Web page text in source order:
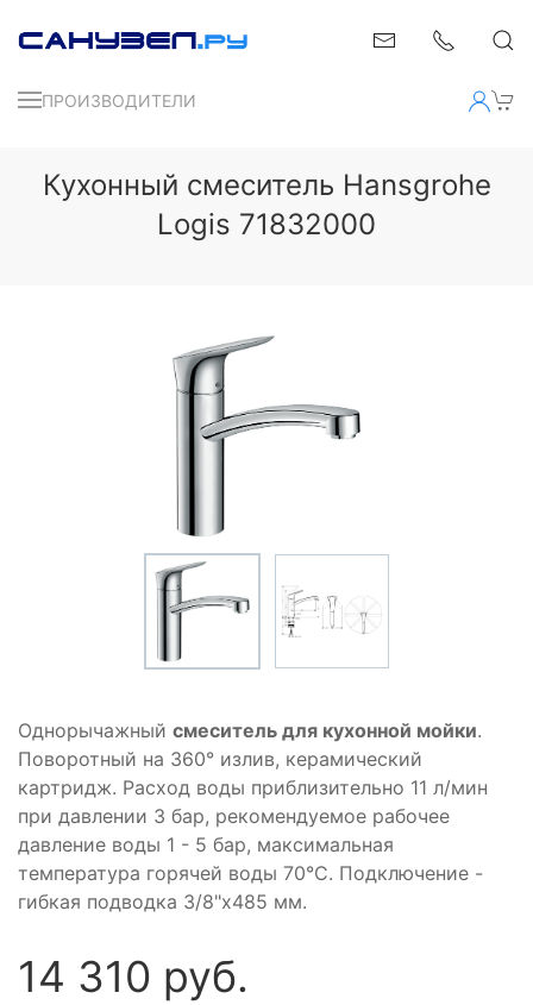
ПРОИЗВОДИТЕЛИ
Кухонный смеситель Hansgrohe
Logis 71832000
Однорычажный смеситель для кухонной мойки.
Поворотный на 360° излив, керамический
картридж. Расход воды приблизительно 11 л/мин
при давлении 3 бар, рекомендуемое рабочее
давление воды 1 - 5 бар, максимальная
температура горячей воды 70°C. Подключение -
гибкая подводка 3/8"x485 мм.
14 310 руб.